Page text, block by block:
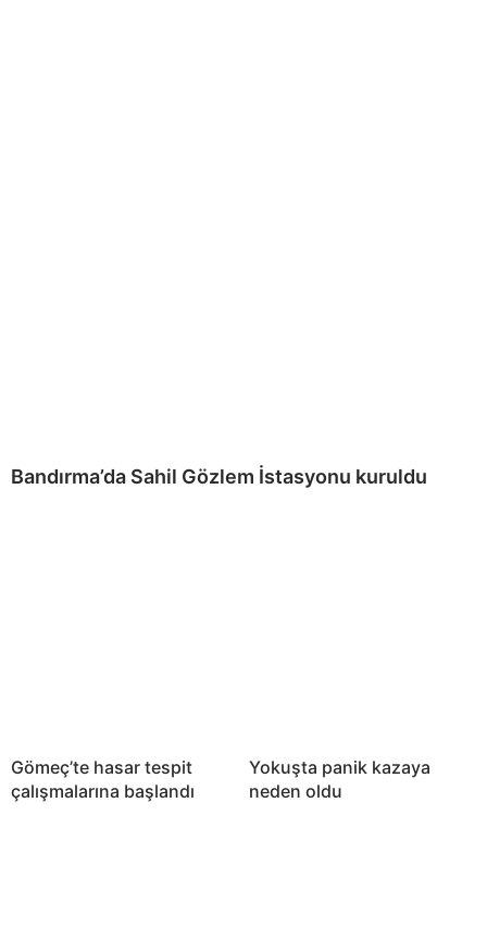
Bandırma’da Sahil Gözlem İstasyonu kuruldu
Gömeç’te hasar tespit
çalışmalarına başlandı
Yokuşta panik kazaya
neden oldu